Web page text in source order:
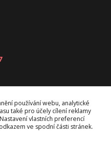
používání webu, analytické
také pro účely cílení reklamy
vlastních preferencí
ve spodní části stránek.